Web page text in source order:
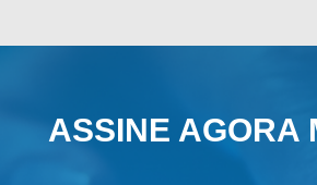
ASSINE AGORA